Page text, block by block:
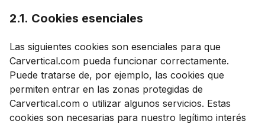
2.1. Cookies esenciales
Las siguientes cookies son esenciales para que
Carvertical.com pueda funcionar correctamente.
Puede tratarse de, por ejemplo, las cookies que
permiten entrar en las zonas protegidas de
Carvertical.com o utilizar algunos servicios. Estas
cookies son necesarias para nuestro legítimo interés